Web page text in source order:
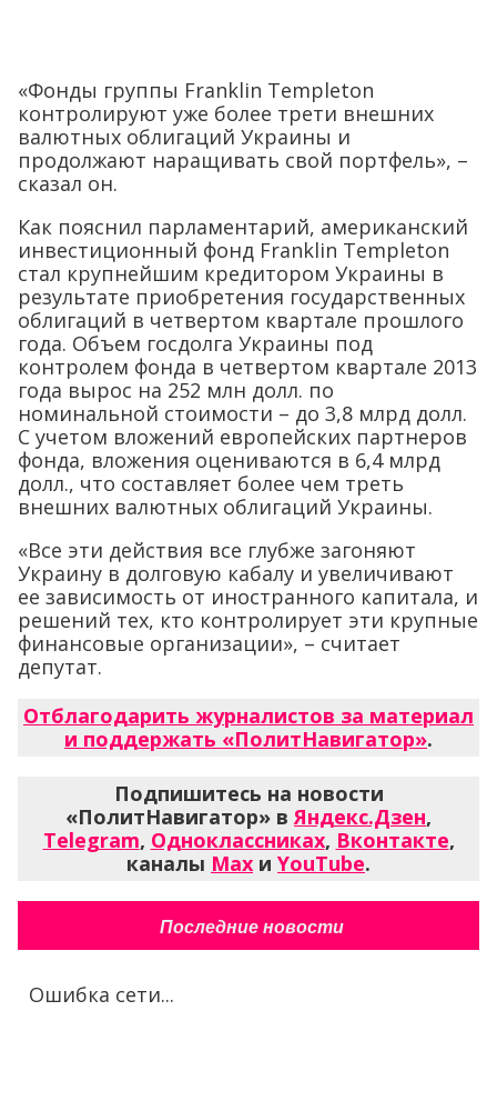
«Фонды группы Franklin Templeton
контролируют уже более трети внешних
валютных облигаций Украины и
продолжают наращивать свой портфель», –
сказал он.
Как пояснил парламентарий, американский
инвестиционный фонд Franklin Templeton
стал крупнейшим кредитором Украины в
результате приобретения государственных
облигаций в четвертом квартале прошлого
года. Объем госдолга Украины под
контролем фонда в четвертом квартале 2013
года вырос на 252 млн долл. по
номинальной стоимости – до 3,8 млрд долл.
С учетом вложений европейских партнеров
фонда, вложения оцениваются в 6,4 млрд
долл., что составляет более чем треть
внешних валютных облигаций Украины.
«Все эти действия все глубже загоняют
Украину в долговую кабалу и увеличивают
ее зависимость от иностранного капитала, и
решений тех, кто контролирует эти крупные
финансовые организации», – считает
депутат.
Отблагодарить журналистов за материал
и поддержать «ПолитНавигатор».
Подпишитесь на новости
«ПолитНавигатор» вЯндекс.Дзен,
Telegram, Одноклассниках, Вконтакте,
каналы Max и YouTube.
Последние новости
Ошибка сети...